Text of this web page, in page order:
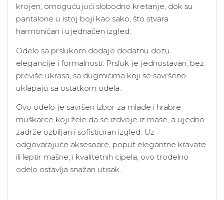
krojen, omogućujući slobodno kretanje, dok su
pantalone u istoj boji kao sako, što stvara
harmoničan i ujednačen izgled.
Odelo sa prslukom dodaje dodatnu dozu
elegancije i formalnosti. Prsluk je jednostavan, bez
previše ukrasa, sa dugmićima koji se savršeno
uklapaju sa ostatkom odela.
Ovo odelo je savršen izbor za mlade i hrabre
muškarce koji žele da se izdvoje iz mase, a ujedno
zadrže ozbiljan i sofisticiran izgled. Uz
odgovarajuće aksesoare, poput elegantne kravate
ili leptir mašne, i kvalitetnih cipela, ovo trodelno
odelo ostavlja snažan utisak.